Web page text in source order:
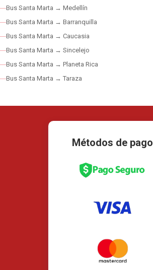
Bus Santa Marta → Medellín
Bus Santa Marta → Barranquilla
Bus Santa Marta → Caucasia
Bus Santa Marta → Sincelejo
Bus Santa Marta → Planeta Rica
Bus Santa Marta → Taraza
Métodos de pago